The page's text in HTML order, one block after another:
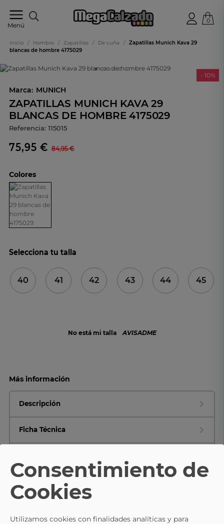
Menú
online
0
Inicio / Hombre / Zapatillas / De cuña /
Zapatillas Munich Kava 29
blancas de hombre 4175029
- 10%
Marca: MUNICH
ZAPATILLAS MUNICH KAVA 29
BLANCAS DE HOMBRE 4175029
Referencia: 115015
75,95 € 84,95 €
Colores
Selecciona tu talla
40 41 42 43 44 45
No está mi talla AVISADME
Más información
Descripción
Ficha Técnica
Consentimiento de
Cookies
Utilizamos cookies con finalidades analíticas y para